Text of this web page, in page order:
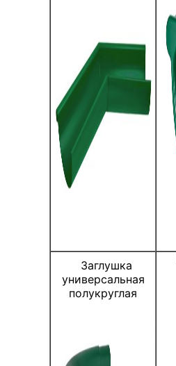
Заглушка
универсальная
полукруглая